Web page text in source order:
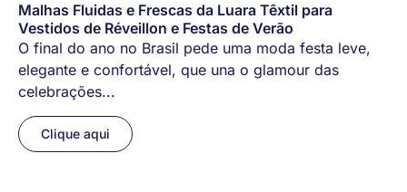
Malhas Fluidas e Frescas da Luara Têxtil para
Vestidos de Réveillon e Festas de Verão
O final do ano no Brasil pede uma moda festa leve,
elegante e confortável, que una o glamour das
celebrações...
Clique aqui